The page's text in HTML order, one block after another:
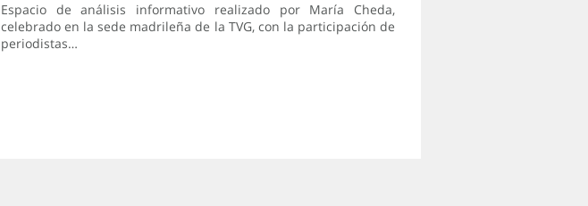
Espacio de análisis informativo realizado por María Cheda,
celebrado en la sede madrileña de la TVG, con la participación de
periodistas…